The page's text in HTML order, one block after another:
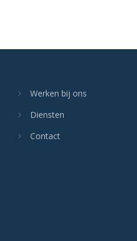
Werken bij ons
Diensten
Contact